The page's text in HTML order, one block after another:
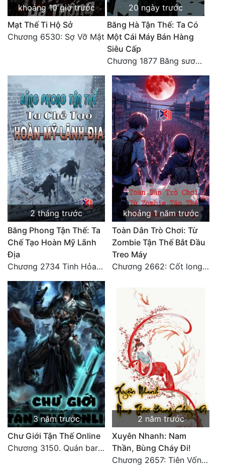
khoảng 10 giờ trước
Mạt Thế Ti Hộ Sở
Chương 6530: Sợ Vỡ Mật
20 ngày trước
Băng Hà Tận Thế: Ta Có
Một Cái Máy Bán Hàng
Siêu Cấp
Chương 1877 Băng sương kết giới
2 tháng trước
Băng Phong Tận Thế: Ta
Chế Tạo Hoàn Mỹ Lãnh
Địa
Chương 2734 Tinh Hỏa (Đại kết cục) (2)
khoảng 1 năm trước
Toàn Dân Trò Chơi: Từ
Zombie Tận Thế Bắt Đầu
Treo Máy
Chương 2662: Cốt long tiểu đội
3 năm trước
Chư Giới Tận Thế Online
Chương 3150. Quán bar Huyết Hải. Hết
2 năm trước
Xuyên Nhanh: Nam
Thần, Bùng Cháy Đi!
Chương 2657: Tiên Vốn Vô Lương (15). HẾT.